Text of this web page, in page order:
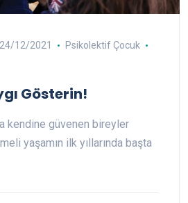
24/12/2021
Psikolektif Çocuk
Gösterin!
kendine güvenen bireyler
yaşamın ilk yıllarında başta